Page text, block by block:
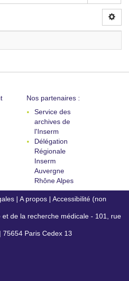
Nos partenaires :
Service des
archives de
l'Inserm
Délégation
Régionale
Inserm
Auvergne
Rhône Alpes
| A propos | Accessibilité (non
conforme)
de la recherche médicale - 101, rue
75654 Paris Cedex 13